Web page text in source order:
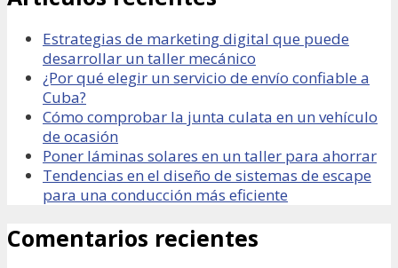
Estrategias de marketing digital que puede
desarrollar un taller mecánico
¿Por qué elegir un servicio de envío confiable a
Cuba?
Cómo comprobar la junta culata en un vehículo
de ocasión
Poner láminas solares en un taller para ahorrar
Tendencias en el diseño de sistemas de escape
para una conducción más eficiente
Comentarios recientes